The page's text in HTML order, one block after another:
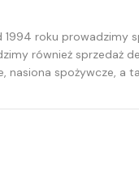
1994 roku prowadzimy
również sprzedaż
spożywcze, a